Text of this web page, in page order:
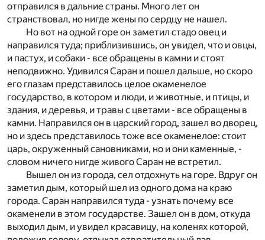
отправился в дальние страны. Много лет он
странствовал, но нигде жены по сердцу не нашел.
Но вот на одной горе он заметил стадо овец и
направился туда; приблизившись, он увидел, что и овцы,
и пастух, и собаки - все обращены в камни и стоят
неподвижно. Удивился Саран и пошел дальше, но скоро
его глазам представилось целое окаменелое
государство, в котором и люди, и животные, и птицы, и
здания, и деревья, и травы с цветами - все обращены в
камни. Направился он в царский город, зашел во дворец,
но и здесь представилось тоже все окаменелое: стоит
царь, окруженный сановниками, но и они каменные, -
словом ничего нигде живого Саран не встретил.
Вышел он из города, сел отдохнуть на горе. Вдруг он
заметил дым, который шел из одного дома на краю
города. Саран направился туда - узнать почему все
окаменели в этом государстве. Зашел он в дом, откуда
выходил дым, и увидел красавицу, на коленях которой,